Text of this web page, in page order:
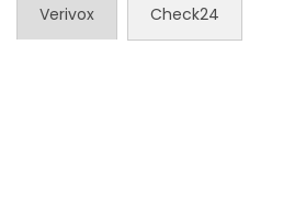
Verivox Check24